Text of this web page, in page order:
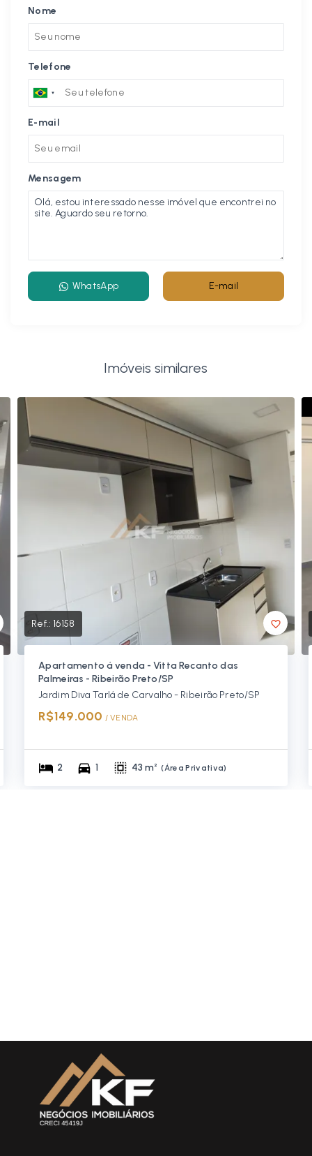
Nome
Telefone
E-mail
Mensagem
WhatsApp E-mail
Imóveis similares
Ref.: 16158
Apartamento á venda - Vitta Recanto das
Palmeiras - Ribeirão Preto/SP
Jardim Diva Tarlá de Carvalho - Ribeirão Preto/SP
R$149.000 / VENDA
2 1 43 m² (Área Privativa)